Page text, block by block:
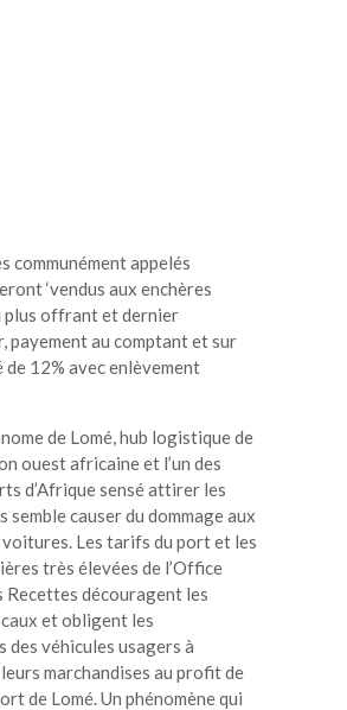
communément appelés
‘vendus aux enchères
plus offrant et dernier
payement au comptant et sur
de 12% avec enlèvement
de Lomé, hub logistique de
ouest africaine et l’un des
d’Afrique sensé attirer les
semble causer du dommage aux
voitures. Les tarifs du port et les
très élevées de l’Office
Recettes découragent les
et obligent les
des véhicules usagers à
marchandises au profit de
de Lomé. Un phénomène qui